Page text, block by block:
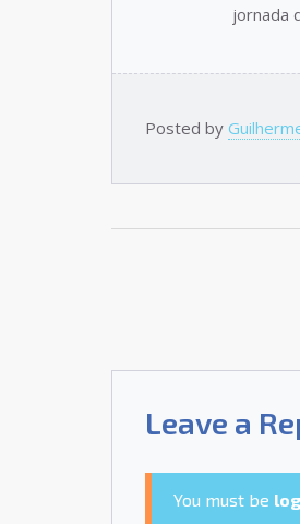
jornada
Posted by
Leave a
You must be